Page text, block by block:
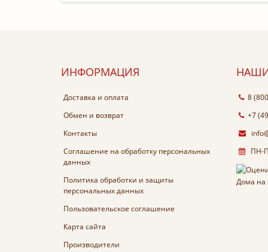
ИНФОРМАЦИЯ
Доставка и оплата
Обмен и возврат
Контакты
Соглашение на обработку персональных
данных
Политика обработки и защиты
персональных данных
Пользовательское соглашение
Карта сайта
Производители
8
+7
ПН-